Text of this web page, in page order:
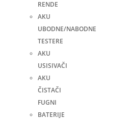
RENDE
AKU
UBODNE/NABODNE
TESTERE
AKU
USISIVAČI
AKU
ČISTAČI
FUGNI
BATERIJE